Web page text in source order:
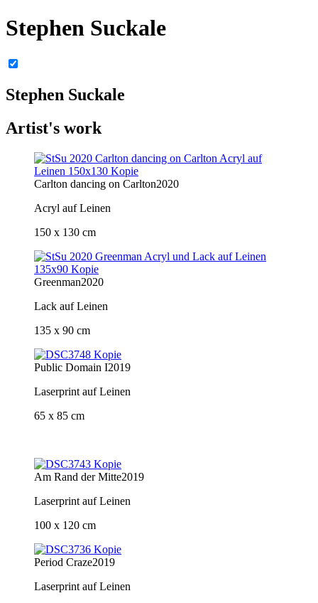
Stephen Suckale
Stephen Suckale
Artist's work
Carlton dancing on Carlton2020
Acryl auf Leinen
150 x 130 cm
Greenman2020
Lack auf Leinen
135 x 90 cm
Public Domain I2019
Laserprint auf Leinen
65 x 85 cm
Am Rand der Mitte2019
Laserprint auf Leinen
100 x 120 cm
Period Craze2019
Laserprint auf Leinen